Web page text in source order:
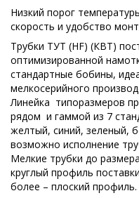
Низкий порог
скорость и удобство
Трубки ТУТ (HF) (КВТ)
оптимизированной
стандартные бобины,
мелкосерийного
Линейка типоразмеров
рядом и гаммой из 7
желтый, синий, зеленый,
возможно исполнение
Мелкие трубки до
круглый профиль
более – плоский профиль.